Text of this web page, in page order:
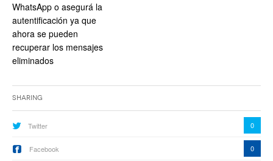
WhatsApp o asegurá la
autentificación ya que
ahora se pueden
recuperar los mensajes
eliminados
Sharing
Twitter 0
Facebook 0